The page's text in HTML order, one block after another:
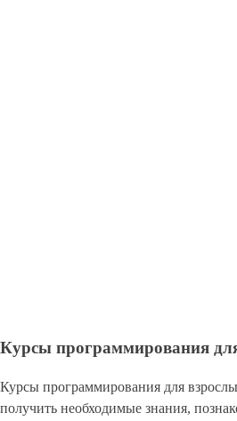
Курсы программирования
Курсы программирования для
получить необходимые знания,